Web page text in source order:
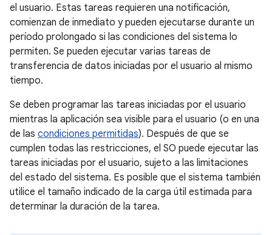
el usuario. Estas tareas requieren una notificación,
comienzan de inmediato y pueden ejecutarse durante un
período prolongado si las condiciones del sistema lo
permiten. Se pueden ejecutar varias tareas de
transferencia de datos iniciadas por el usuario al mismo
tiempo.
Se deben programar las tareas iniciadas por el usuario
mientras la aplicación sea visible para el usuario (o en una
de las condiciones permitidas). Después de que se
cumplen todas las restricciones, el SO puede ejecutar las
tareas iniciadas por el usuario, sujeto a las limitaciones
del estado del sistema. Es posible que el sistema también
utilice el tamaño indicado de la carga útil estimada para
determinar la duración de la tarea.